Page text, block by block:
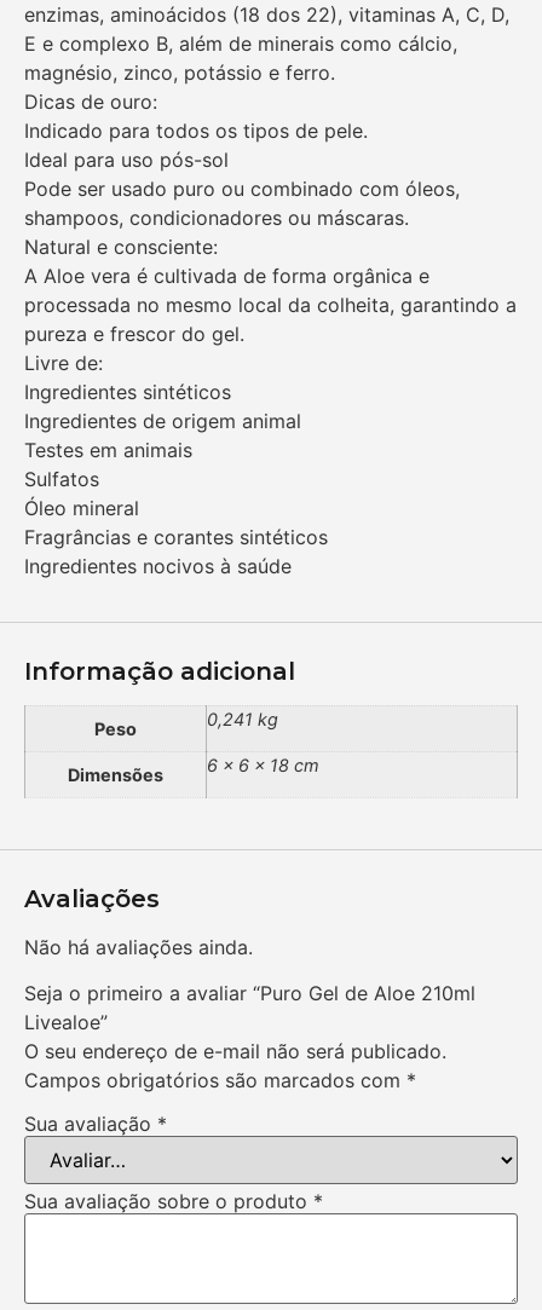
enzimas, aminoácidos (18 dos 22), vitaminas A, C, D,
E e complexo B, além de minerais como cálcio,
magnésio, zinco, potássio e ferro.
Dicas de ouro:
Indicado para todos os tipos de pele.
Ideal para uso pós-sol
Pode ser usado puro ou combinado com óleos,
shampoos, condicionadores ou máscaras.
Natural e consciente:
A Aloe vera é cultivada de forma orgânica e
processada no mesmo local da colheita, garantindo a
pureza e frescor do gel.
Livre de:
Ingredientes sintéticos
Ingredientes de origem animal
Testes em animais
Sulfatos
Óleo mineral
Fragrâncias e corantes sintéticos
Ingredientes nocivos à saúde
Informação adicional
Peso 0,241 kg
Dimensões 6 × 6 × 18 cm
Avaliações
Não há avaliações ainda.
Seja o primeiro a avaliar “Puro Gel de Aloe 210ml
Livealoe”
O seu endereço de e-mail não será publicado.
Campos obrigatórios são marcados com *
Sua avaliação *
Sua avaliação sobre o produto *